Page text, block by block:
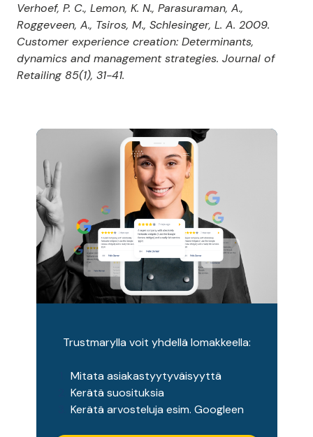
Verhoef, P. C., Lemon, K. N., Parasuraman, A.,
Roggeveen, A., Tsiros, M., Schlesinger, L. A. 2009.
Customer experience creation: Determinants,
dynamics and management strategies. Journal of
Retailing 85(1), 31-41.
Trustmarylla voit yhdellä lomakkeella:
Mitata asiakastyytyväisyyttä
Kerätä suosituksia
Kerätä arvosteluja esim. Googleen